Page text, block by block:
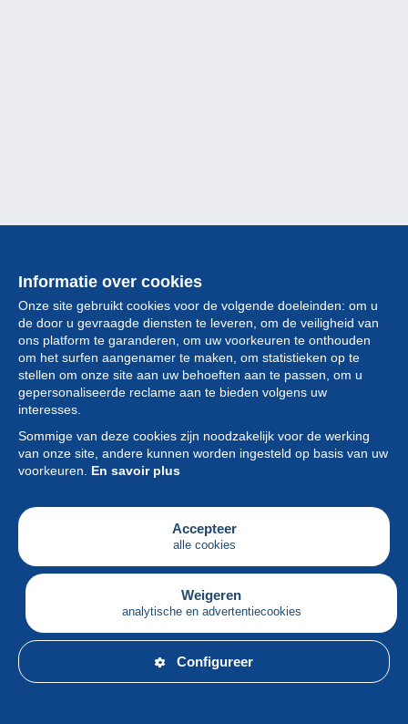
Informatie over cookies
Onze site gebruikt cookies voor de volgende doeleinden: om u
de door u gevraagde diensten te leveren, om de veiligheid van
ons platform te garanderen, om uw voorkeuren te onthouden
om het surfen aangenamer te maken, om statistieken op te
stellen om onze site aan uw behoeften aan te passen, om u
gepersonaliseerde reclame aan te bieden volgens uw
interesses.
Sommige van deze cookies zijn noodzakelijk voor de werking
van onze site, andere kunnen worden ingesteld op basis van uw
voorkeuren. En savoir plus
Accepteer
alle cookies
Weigeren
analytische en advertentiecookies
Configureer
Collectie
Nieuws
Functie
Vereniging
Diensten
Schrijven
Nederlands